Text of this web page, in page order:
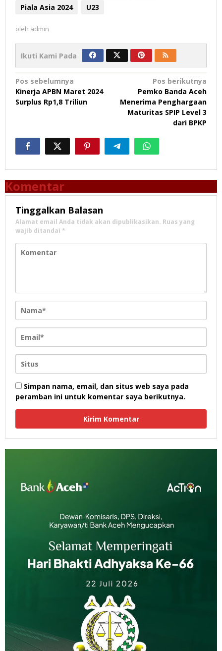
Piala Asia 2024
U23
oleh admin
Ikuti Kami Pada
Navigasi
pos
Pos sebelumnya
Kinerja APBN Maret 2024
Surplus Rp1,8 Triliun
Pos berikutnya
Pemko Banda Aceh
Menerima Penghargaan
Maturitas SPIP Level 3
dari BPKP
Komentar
Tinggalkan Balasan
Alamat email Anda tidak akan dipublikasikan. Ruas yang
wajib ditandai *
Simpan nama, email, dan situs web saya pada
peramban ini untuk komentar saya berikutnya.